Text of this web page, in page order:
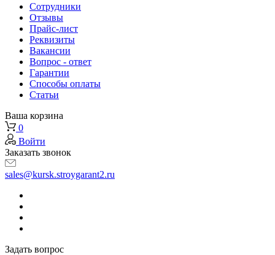
Сотрудники
Отзывы
Прайс-лист
Реквизиты
Вакансии
Вопрос - ответ
Гарантии
Способы оплаты
Статьи
Ваша корзина
0
Войти
Заказать звонок
sales@kursk.stroygarant2.ru
Задать вопрос